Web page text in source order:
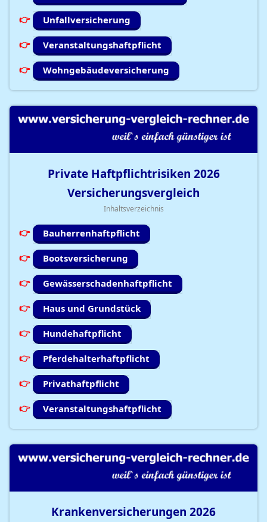
Unfallversicherung
Veranstaltungshaftpflicht
Wohngebäudeversicherung
Private Haftpflichtrisiken 2026
Versicherungsvergleich
Inhaltsverzeichnis
Bauherrenhaftpflicht
Bootsversicherung
Gewässerschadenhaftpflicht
Haus und Grundstück
Hundehaftpflicht
Pferdehalterhaftpflicht
Privathaftpflicht
Veranstaltungshaftpflicht
Krankenversicherungen 2026